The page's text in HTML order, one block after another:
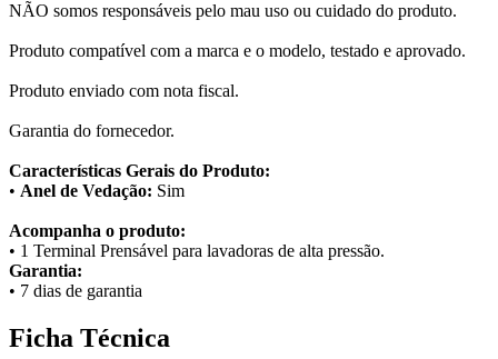
NÃO somos responsáveis pelo mau uso ou cuidado do produto.
Produto compatível com a marca e o modelo, testado e aprovado.
Produto enviado com nota fiscal.
Garantia do fornecedor.
Características Gerais do Produto:
• Anel de Vedação: Sim
Acompanha o produto:
• 1 Terminal Prensável para lavadoras de alta pressão.
Garantia:
• 7 dias de garantia
Ficha Técnica